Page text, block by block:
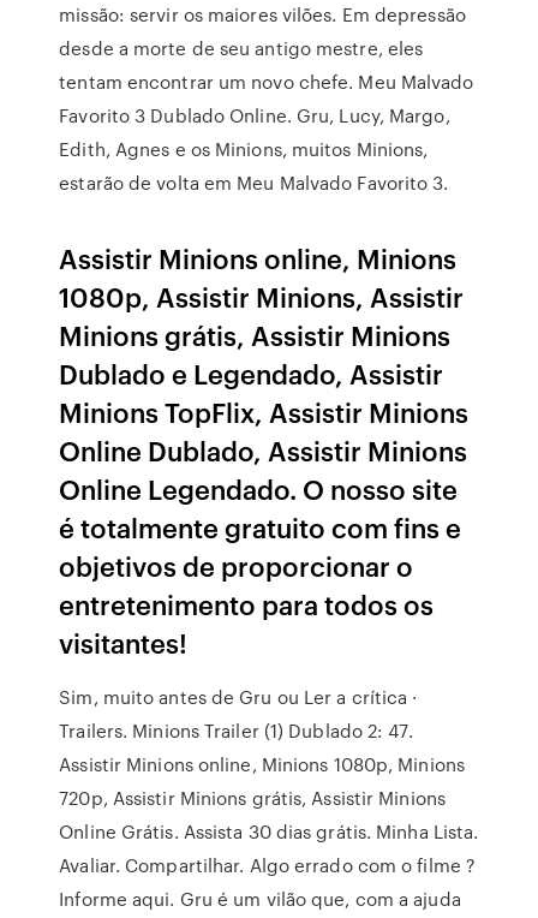
missão: servir os maiores vilões. Em depressão
desde a morte de seu antigo mestre, eles
tentam encontrar um novo chefe. Meu Malvado
Favorito 3 Dublado Online. Gru, Lucy, Margo,
Edith, Agnes e os Minions, muitos Minions,
estarão de volta em Meu Malvado Favorito 3.
Assistir Minions online, Minions
1080p, Assistir Minions, Assistir
Minions grátis, Assistir Minions
Dublado e Legendado, Assistir
Minions TopFlix, Assistir Minions
Online Dublado, Assistir Minions
Online Legendado. O nosso site
é totalmente gratuito com fins e
objetivos de proporcionar o
entretenimento para todos os
visitantes!
Sim, muito antes de Gru ou Ler a crítica ·
Trailers. Minions Trailer (1) Dublado 2: 47.
Assistir Minions online, Minions 1080p, Minions
720p, Assistir Minions grátis, Assistir Minions
Online Grátis. Assista 30 dias grátis. Minha Lista.
Avaliar. Compartilhar. Algo errado com o filme ?
Informe aqui. Gru é um vilão que, com a ajuda